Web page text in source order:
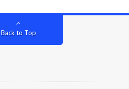
Back to Top